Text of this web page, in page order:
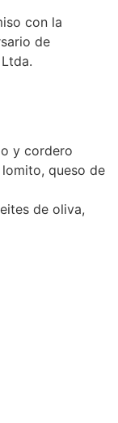
con la
de
y cordero
queso de
de oliva,